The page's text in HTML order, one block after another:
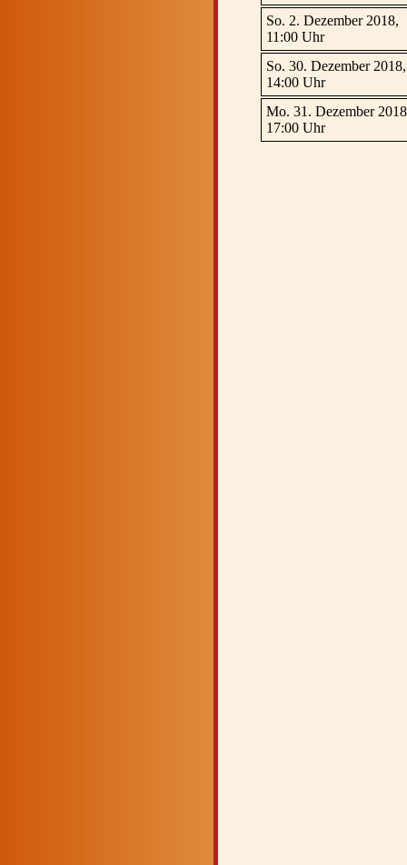
So. 2. Dezember 2018,
11:00 Uhr
So. 30. Dezember 2018,
14:00 Uhr
Mo. 31. Dezember
17:00 Uhr